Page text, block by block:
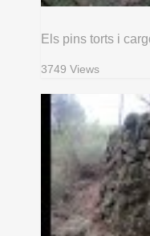
Els pins torts i
3749 Views